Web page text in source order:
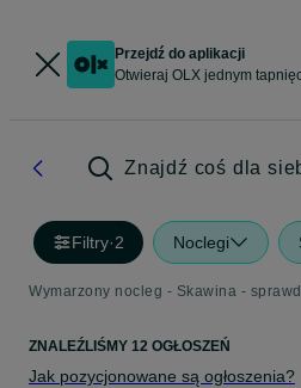
Przejdź do aplikacji
Otwieraj OLX jednym
Znajdź coś dla
Filtry·2 Noclegi
Wymarzony nocleg - Skawina -
ZNALEŹLIŚMY 12 OGŁOSZEŃ
Jak pozycjonowane są ogłoszenia?